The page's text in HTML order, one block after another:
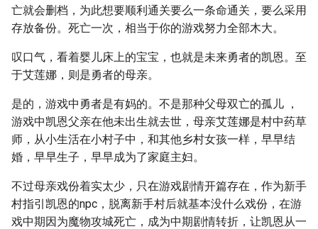
亡就会删档，为此想要顺利通关要么一条命通关，要么采用
存放备份。死亡一次，相当于你的游戏努力全部木大。
叹口气，看着婴儿床上的宝宝，也就是未来勇者的凯恩。至
于艾莲娜，则是勇者的母亲。
是的，游戏中勇者是有妈的。不是那种父母双亡的孤儿 ，
游戏中凯恩父亲在他未出生就去世，母亲艾莲娜是村中药草
师，从小生活在小村子中，和其他乡村女孩一样，早早结
婚，早早生子，早早成为了家庭主妇。
不过母亲戏份着实太少，只在游戏剧情开篇存在，作为新手
村指引凯恩的npc，脱离新手村后就基本没什么戏份，在游
戏中期因为魔物攻城死亡，成为中期剧情转折，让凯恩从一